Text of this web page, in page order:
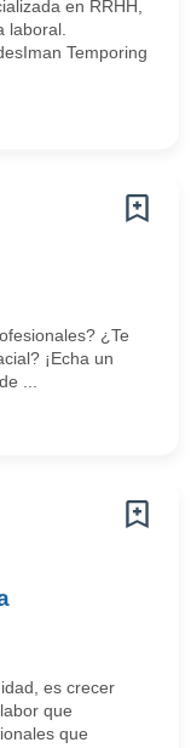
en RRHH,
laboral.
Temporing
¿Te
¡Echa un
...
es crecer
que
que